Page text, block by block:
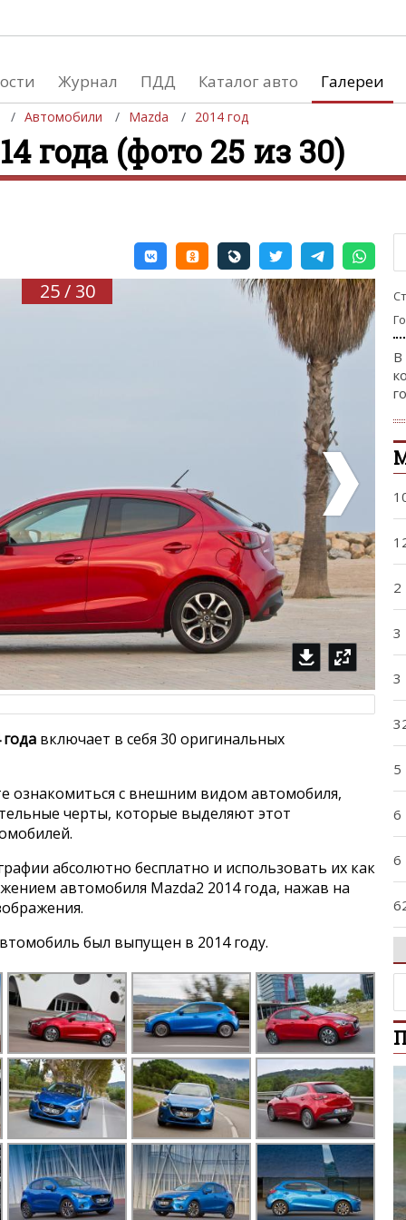
Журнал ПДД Каталог авто Галереи
Автомобили Mazda 2014 год
года (фото 25 из 30)
и автомобили
и мото
Автосалоны
Список мировых автосалонов
25 / 30
включает в себя 30 оригинальных
ознакомиться с внешним видом автомобиля,
черты, которые выделяют этот
абсолютно бесплатно и использовать их как
автомобиля Mazda2 2014 года, нажав на
был выпущен в 2014 году.
В
2
3
3
5
6
6